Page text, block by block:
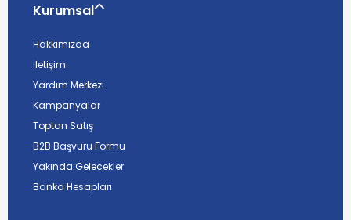
Kurumsal
Hakkımızda
İletişim
Yardım Merkezi
Kampanyalar
Toptan Satış
B2B Başvuru Formu
Yakında Gelecekler
Banka Hesapları